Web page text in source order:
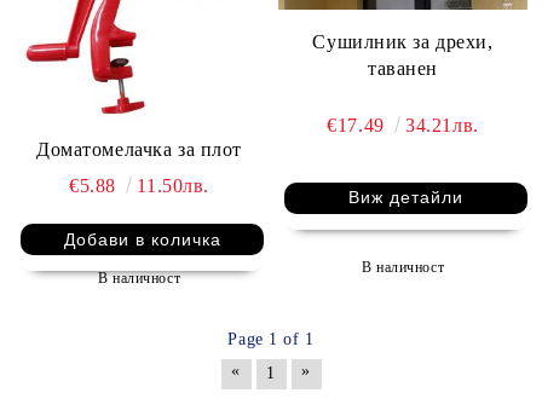
Доматомелачка за плот
€5.88
11.50лв.
В наличност
Сушилник за дрехи,
таванен
€17.49 34.21лв.
Виж детайли
В наличност
Page 1 of 1
«
1 »